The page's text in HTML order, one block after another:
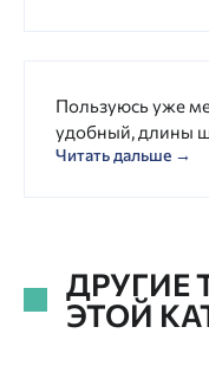
Пользуюсь уже
удобный, длины
Читать дальше →
ДРУГИЕ
ЭТОЙ